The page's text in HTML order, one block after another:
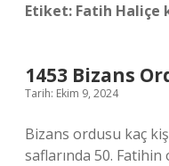
Etiket: Fatih Haliçe
1453 Bizans
Tarih: Ekim 9, 2024
Bizans ordusu kaç
saflarında 50. Fatihin